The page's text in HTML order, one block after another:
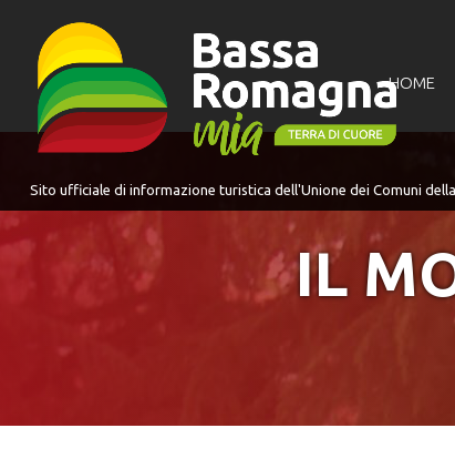
HOME
IL